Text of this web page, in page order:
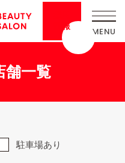
情報
舗一覧
駐車場あり